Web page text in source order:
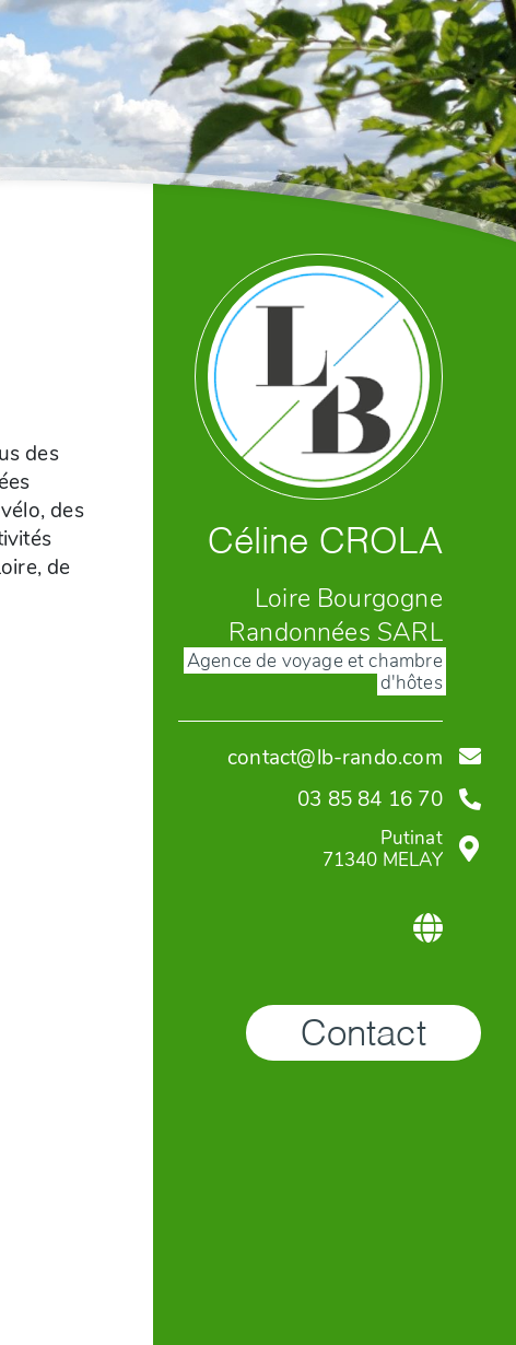
Céline CROLA
Loire Bourgogne
Randonnées SARL
Agence de voyage et chambre
d'hôtes
contact@lb-rando.com
03 85 84 16 70
Putinat
71340 MELAY
Contact